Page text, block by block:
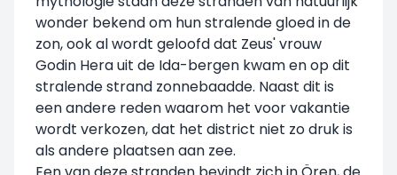
wonder bekend om hun stralende gloed in de
zon, ook al wordt geloofd dat Zeus' vrouw
Godin Hera uit de Ida-bergen kwam en op dit
stralende strand zonnebaadde. Naast dit is
een andere reden waarom het voor vakantie
wordt verkozen, dat het district niet zo druk is
als andere plaatsen aan zee.